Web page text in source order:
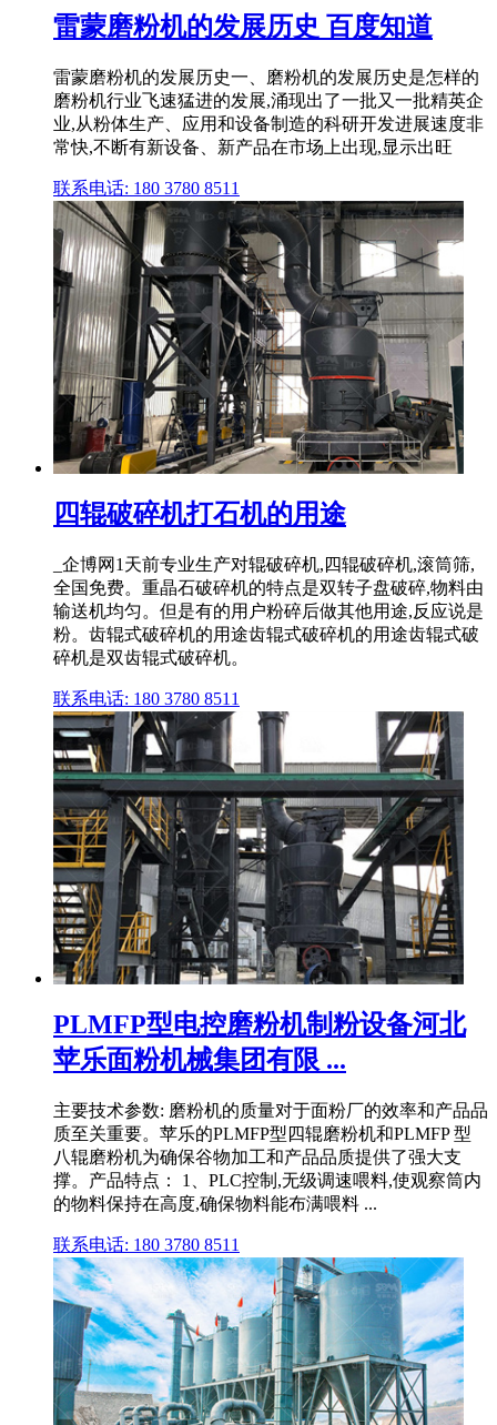
雷蒙磨粉机的发展历史 百度知道
雷蒙磨粉机的发展历史一、磨粉机的发展历史是怎样的
磨粉机行业飞速猛进的发展,涌现出了一批又一批精英企
业,从粉体生产、应用和设备制造的科研开发进展速度非
常快,不断有新设备、新产品在市场上出现,显示出旺
联系电话: 180 3780 8511
四辊破碎机打石机的用途
_企博网1天前专业生产对辊破碎机,四辊破碎机,滚筒筛,
全国免费。重晶石破碎机的特点是双转子盘破碎,物料由
输送机均匀。但是有的用户粉碎后做其他用途,反应说是
粉。齿辊式破碎机的用途齿辊式破碎机的用途齿辊式破
碎机是双齿辊式破碎机。
联系电话: 180 3780 8511
PLMFP型电控磨粉机制粉设备河北
苹乐面粉机械集团有限 ...
主要技术参数: 磨粉机的质量对于面粉厂的效率和产品品
质至关重要。苹乐的PLMFP型四辊磨粉机和PLMFP 型
八辊磨粉机为确保谷物加工和产品品质提供了强大支
撑。产品特点： 1、PLC控制,无级调速喂料,使观察筒内
的物料保持在高度,确保物料能布满喂料 ...
联系电话: 180 3780 8511